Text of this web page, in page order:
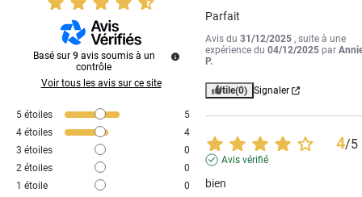
Basé sur 9 avis soumis à un
contrôle
Voir tous les avis sur ce site
5 étoiles
5
4 étoiles
4
3 étoiles
0
2 étoiles
0
1 étoile 0
Parfait
Avis du31/12/2025 , suite à une
expérience du04/12/2025 par
P.
Utile(0) Signaler
4/5
Avis vérifié
bien